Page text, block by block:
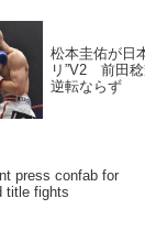
松本圭佑が日
リ”V2 前田
逆転ならず
press confab for
title fights